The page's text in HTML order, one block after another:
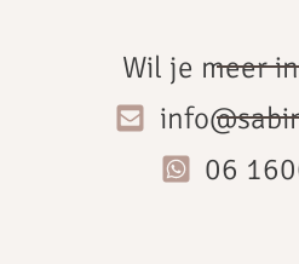
Wil je meer
06